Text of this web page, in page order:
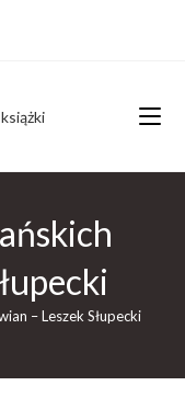
– Leszek Słupecki